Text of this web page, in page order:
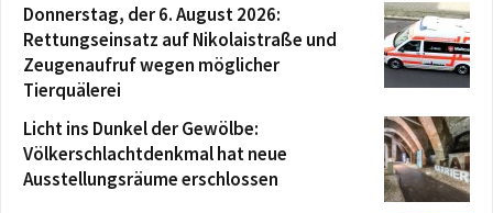
Donnerstag, der 6. August 2026:
Rettungseinsatz auf Nikolaistraße und
Zeugenaufruf wegen möglicher
Tierquälerei
Licht ins Dunkel der Gewölbe:
Völkerschlachtdenkmal hat neue
Ausstellungsräume erschlossen